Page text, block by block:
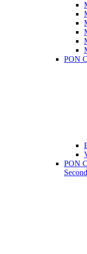
PON
PON